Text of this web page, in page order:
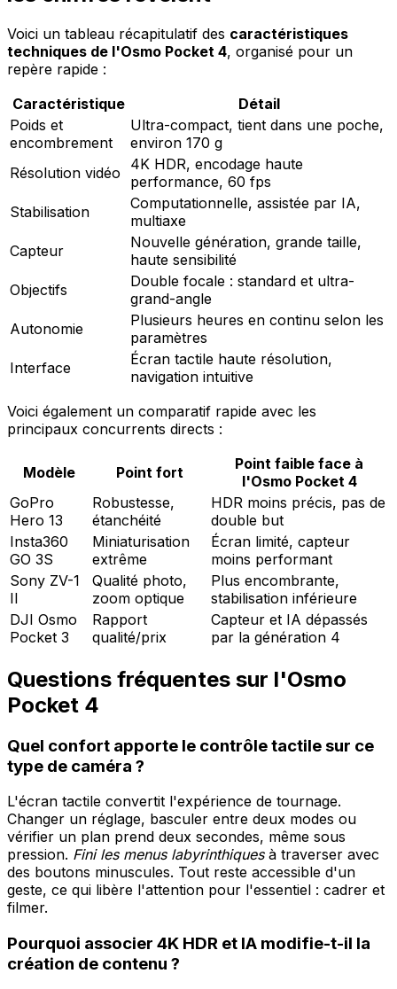
Voici un tableau récapitulatif des caractéristiques
techniques de l'Osmo Pocket 4, organisé pour un
repère rapide :
Caractéristique
Détail
Poids et
encombrement
Ultra-compact, tient dans une poche,
environ 170 g
Résolution vidéo
4K HDR, encodage haute
performance, 60 fps
Stabilisation
Computationnelle, assistée par IA,
multiaxe
Capteur
Nouvelle génération, grande taille,
haute sensibilité
Objectifs
Double focale : standard et ultra-
grand-angle
Autonomie
Plusieurs heures en continu selon les
paramètres
Interface
Écran tactile haute résolution,
navigation intuitive
Voici également un comparatif rapide avec les
principaux concurrents directs :
Modèle Point fort
Point faible face à
l'Osmo Pocket 4
GoPro
Hero 13
Robustesse,
étanchéité
HDR moins précis, pas de
double but
Insta360
GO 3S
Miniaturisation
extrême
Écran limité, capteur
moins performant
Sony ZV-1
II
Qualité photo,
zoom optique
Plus encombrante,
stabilisation inférieure
DJI Osmo
Pocket 3
Rapport
qualité/prix
Capteur et IA dépassés
par la génération 4
Questions fréquentes sur l'Osmo
Pocket 4
Quel confort apporte le contrôle tactile sur ce
type de caméra ?
L'écran tactile convertit l'expérience de tournage.
Changer un réglage, basculer entre deux modes ou
vérifier un plan prend deux secondes, même sous
pression. Fini les menus labyrinthiquesà traverser avec
des boutons minuscules. Tout reste accessible d'un
geste, ce qui libère l'attention pour l'essentiel : cadrer et
filmer.
Pourquoi associer 4K HDR et IA modifie-t-il la
création de contenu ?